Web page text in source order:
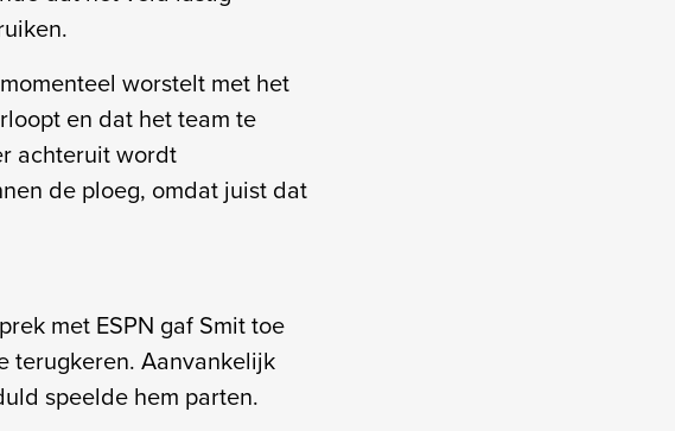
worstelt met het
en dat het team te
achteruit wordt
de ploeg, omdat juist dat
met ESPN gaf Smit toe
terugkeren. Aanvankelijk
speelde hem parten.